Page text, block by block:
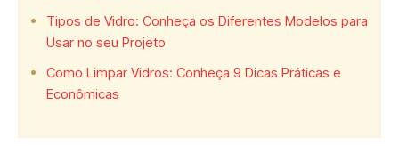
Tipos de Vidro: Conheça os Diferentes Modelos para
Usar no seu Projeto
Como Limpar Vidros: Conheça 9 Dicas Práticas e
Econômicas